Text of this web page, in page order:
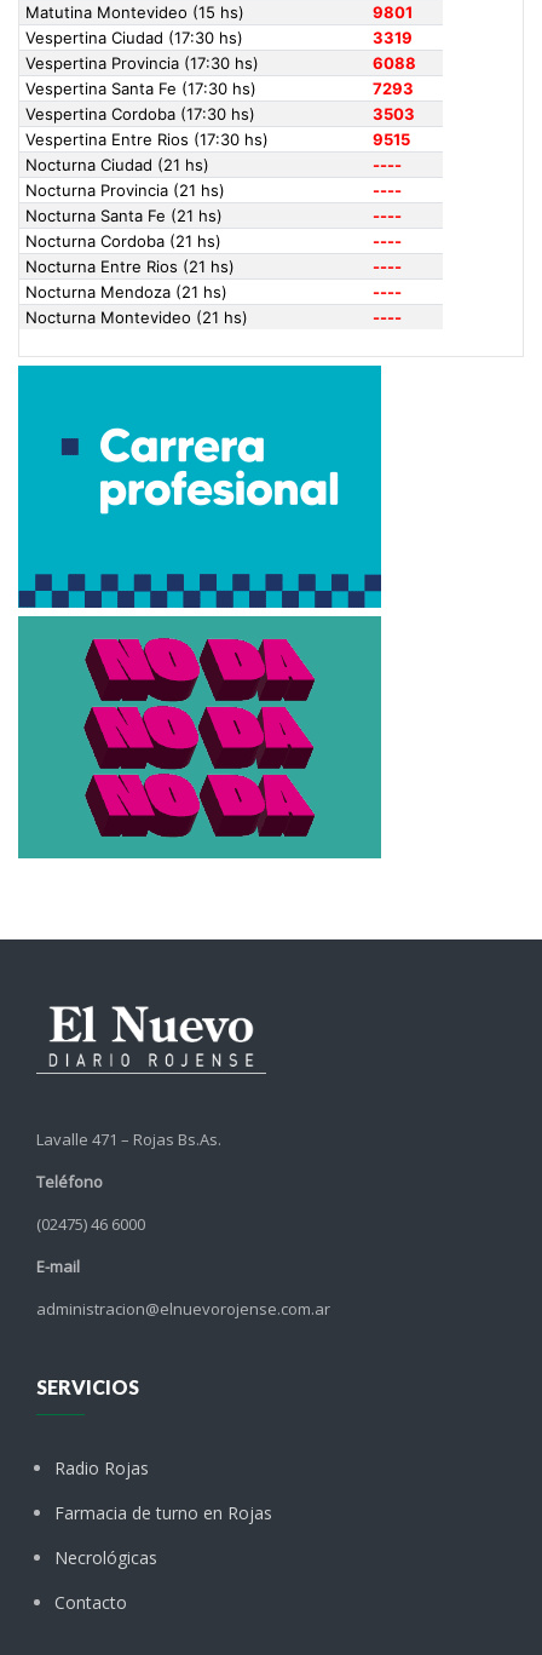
Lavalle 471 – Rojas Bs.As.
Teléfono
(02475) 46 6000
E-mail
administracion@elnuevorojense.com.ar
SERVICIOS
Radio Rojas
Farmacia de turno en Rojas
Necrológicas
Contacto